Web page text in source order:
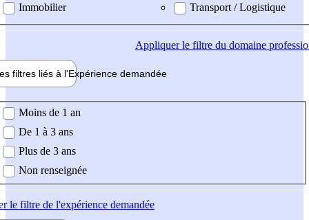
Immobilier
Transport / Logistique
Appliquerle filtre du domaine
filtres liés à l'Expérience demandée
demandée
Moins de 1 an
De 1 à 3 ans
Plus de 3 ans
Non renseignée
le filtre de l'expérience demandée